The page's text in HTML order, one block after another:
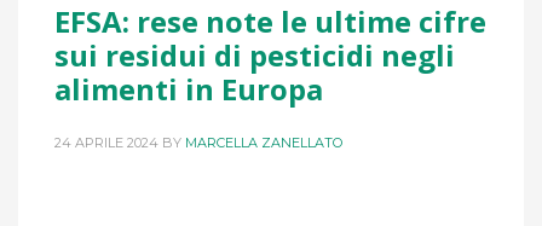
EFSA: rese note le ultime cifre
sui residui di pesticidi negli
alimenti in Europa
24 APRILE 2024 BY MARCELLA ZANELLATO